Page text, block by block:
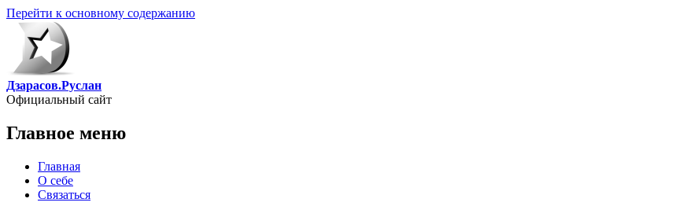
Перейти к основному содержанию
Дзарасов.Руслан
Официальный сайт
Главное меню
Главная
О себе
Связаться